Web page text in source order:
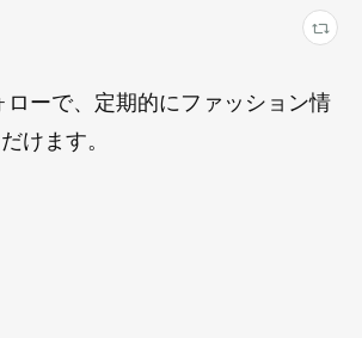
ローで、定期的にファッション情
けます。